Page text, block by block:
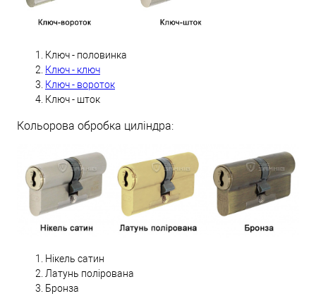
Ключ - половинка
Ключ - ключ
Ключ - вороток
Ключ - шток
Кольорова обробка циліндра:
Нікель сатин
Латунь полірована
Бронза